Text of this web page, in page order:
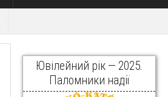
Ювілейний рік — 2025.
Паломники надії